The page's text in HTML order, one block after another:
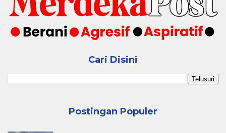
Cari Disini
Postingan Populer